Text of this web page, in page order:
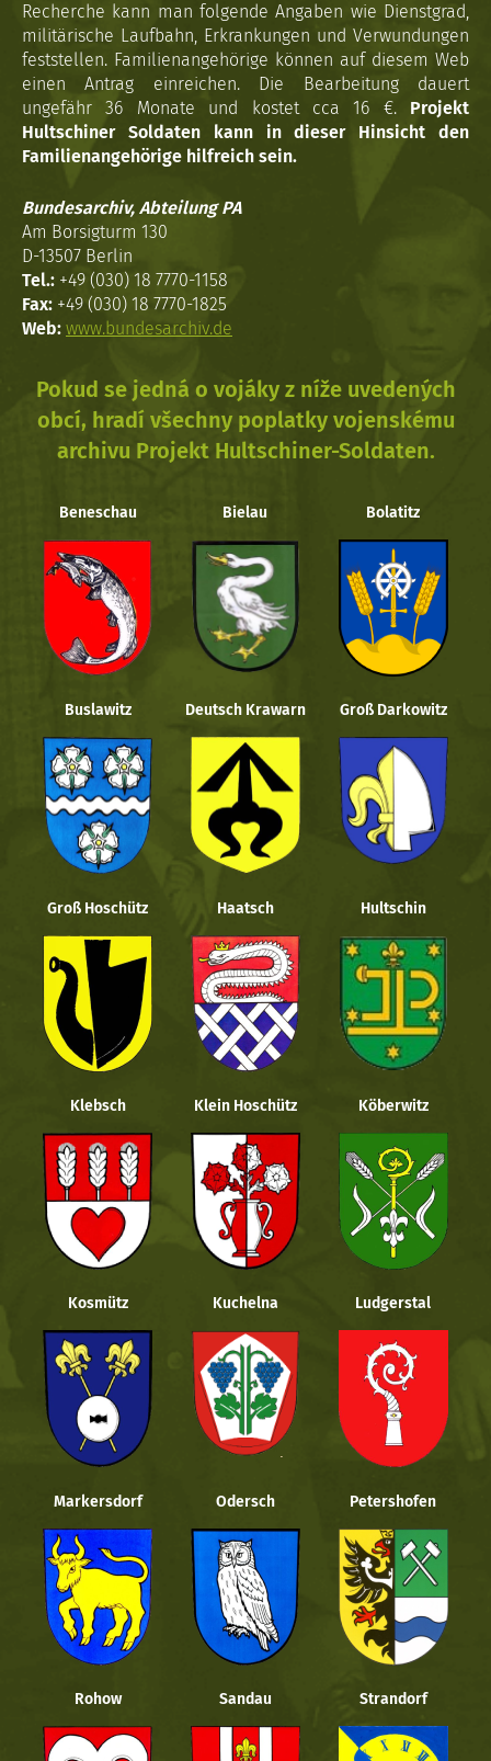
Recherche kann man folgende Angaben wie Dienstgrad,
militärische Laufbahn, Erkrankungen und Verwundungen
feststellen. Familienangehörige können auf diesem Web
einen Antrag einreichen. Die Bearbeitung dauert
ungefähr 36 Monate und kostet cca 16 €. Projekt
Hultschiner Soldaten kann in dieser Hinsicht den
Familienangehörige hilfreich sein.
Bundesarchiv, Abteilung PA
Am Borsigturm 130
D-13507 Berlin
Tel.: +49 (030) 18 7770-1158
Fax: +49 (030) 18 7770-1825
Web: www.bundesarchiv.de
Pokud se jedná o vojáky z níže uvedených
obcí, hradí všechny poplatky vojenskému
archivu Projekt Hultschiner-Soldaten.
Beneschau Bielau Bolatitz
Buslawitz Deutsch Krawarn Groß Darkowitz
Groß Hoschütz Haatsch Hultschin
Klebsch Klein Hoschütz Köberwitz
Kosmütz Kuchelna Ludgerstal
Markersdorf Odersch Petershofen
Rohow Sandau Strandorf